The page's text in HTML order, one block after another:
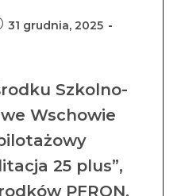
31 grudnia, 2025
Szkolno-
Wschowie
25 plus”,
PFRON,